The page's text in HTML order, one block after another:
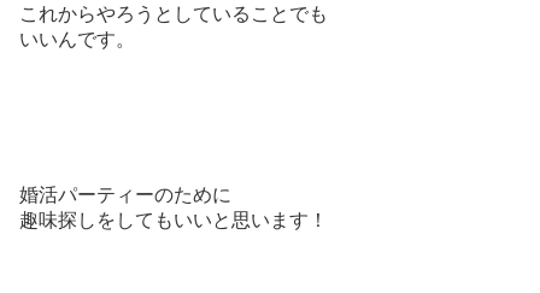
これからやろうとしていることでも
いいんです。
婚活パーティーのために
趣味探しをしてもいいと思います！